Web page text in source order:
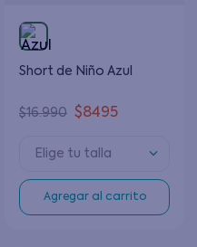
Short de Niño Azul
$16.990 $8495
Elige tu talla
Agregar al carrito